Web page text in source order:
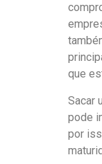
que
Sacar
pode
por